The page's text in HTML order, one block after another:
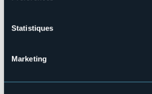
Statistiques
Marketing
28016 - Orta San Giulio (NO)